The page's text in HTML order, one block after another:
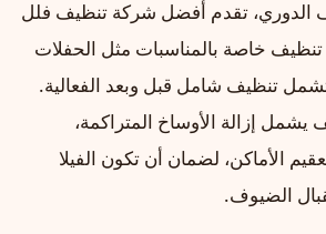
الدوري، تقدم أفضل شركة تنظيف فلل
خاصة بالمناسبات مثل الحفلات
تشمل تنظيف شامل قبل وبعد الفعالية.
يشمل إزالة الأوساخ المتراكمة،
الأماكن، لضمان أن تكون الفيلا
الضيوف.